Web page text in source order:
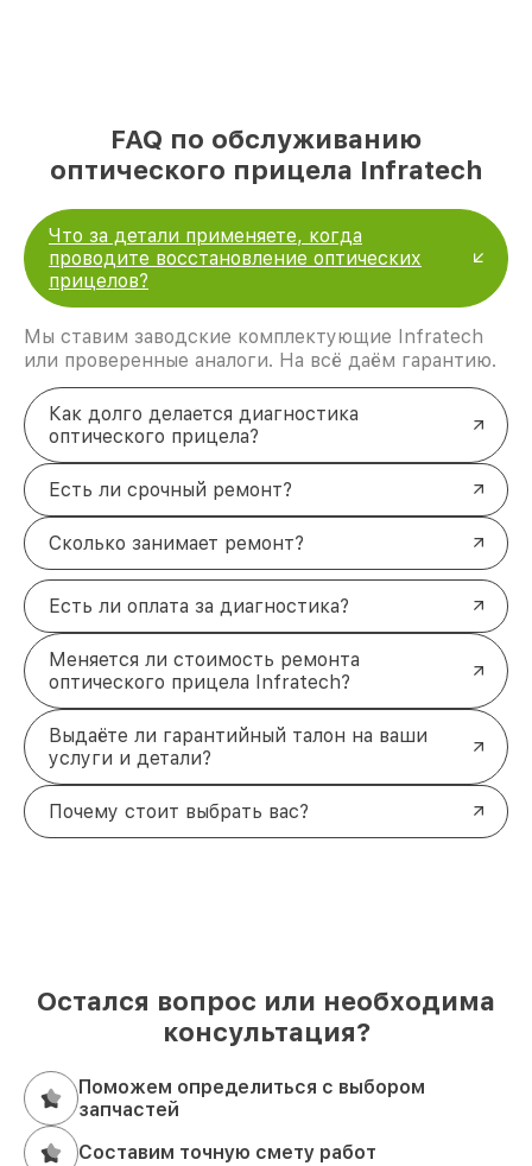
FAQ по обслуживанию
оптического прицела Infratech
Что за детали применяете, когда
проводите восстановление оптических
прицелов?
Мы ставим заводские комплектующие Infratech
или проверенные аналоги. На всё даём гарантию.
Как долго делается диагностика
оптического прицела?
Есть ли срочный ремонт?
Сколько занимает ремонт?
Есть ли оплата за диагностика?
Меняется ли стоимость ремонта
оптического прицела Infratech?
Выдаёте ли гарантийный талон на ваши
услуги и детали?
Почему стоит выбрать вас?
Остался вопрос или необходима
консультация?
Поможем определиться с выбором
запчастей
Составим точную смету работ